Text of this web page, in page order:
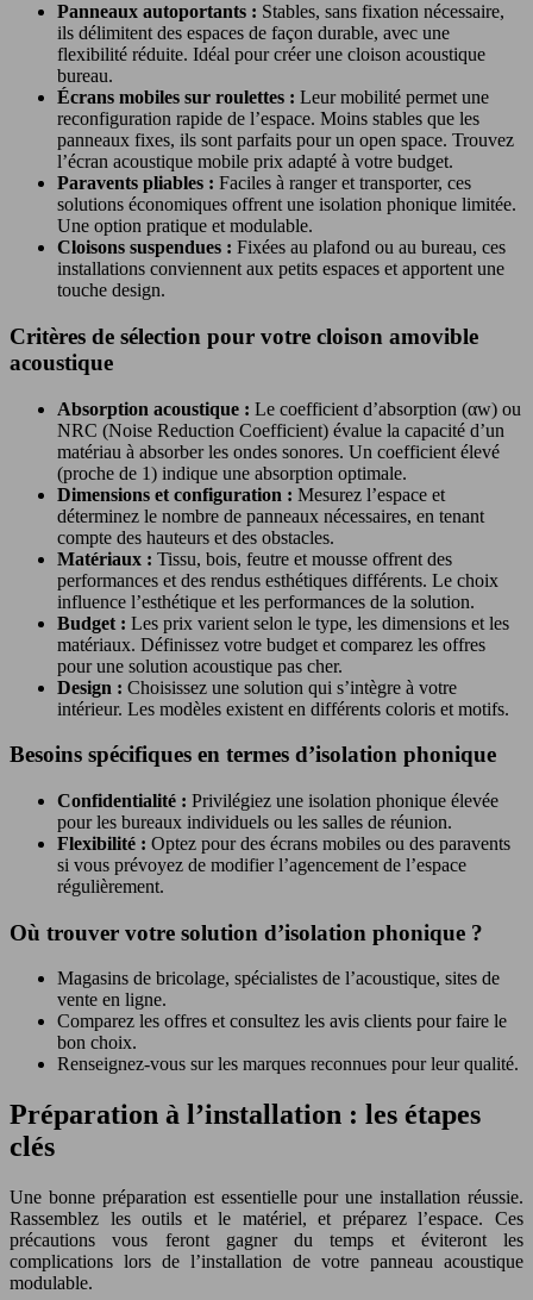
Panneaux autoportants : Stables, sans fixation nécessaire,
ils délimitent des espaces de façon durable, avec une
flexibilité réduite. Idéal pour créer une cloison acoustique
bureau.
Écrans mobiles sur roulettes : Leur mobilité permet une
reconfiguration rapide de l’espace. Moins stables que les
panneaux fixes, ils sont parfaits pour un open space. Trouvez
l’écran acoustique mobile prix adapté à votre budget.
Paravents pliables : Faciles à ranger et transporter, ces
solutions économiques offrent une isolation phonique limitée.
Une option pratique et modulable.
Cloisons suspendues : Fixées au plafond ou au bureau, ces
installations conviennent aux petits espaces et apportent une
touche design.
Critères de sélection pour votre cloison amovible
acoustique
Absorption acoustique : Le coefficient d’absorption (αw) ou
NRC (Noise Reduction Coefficient) évalue la capacité d’un
matériau à absorber les ondes sonores. Un coefficient élevé
(proche de 1) indique une absorption optimale.
Dimensions et configuration : Mesurez l’espace et
déterminez le nombre de panneaux nécessaires, en tenant
compte des hauteurs et des obstacles.
Matériaux : Tissu, bois, feutre et mousse offrent des
performances et des rendus esthétiques différents. Le choix
influence l’esthétique et les performances de la solution.
Budget : Les prix varient selon le type, les dimensions et les
matériaux. Définissez votre budget et comparez les offres
pour une solution acoustique pas cher.
Design : Choisissez une solution qui s’intègre à votre
intérieur. Les modèles existent en différents coloris et motifs.
Besoins spécifiques en termes d’isolation phonique
Confidentialité : Privilégiez une isolation phonique élevée
pour les bureaux individuels ou les salles de réunion.
Flexibilité : Optez pour des écrans mobiles ou des paravents
si vous prévoyez de modifier l’agencement de l’espace
régulièrement.
Où trouver votre solution d’isolation phonique ?
Magasins de bricolage, spécialistes de l’acoustique, sites de
vente en ligne.
Comparez les offres et consultez les avis clients pour faire le
bon choix.
Renseignez-vous sur les marques reconnues pour leur qualité.
Préparation à l’installation : les étapes
clés
Une bonne préparation est essentielle pour une installation réussie.
Rassemblez les outils et le matériel, et préparez l’espace. Ces
précautions vous feront gagner du temps et éviteront les
complications lors de l’installation de votre panneau acoustique
modulable.